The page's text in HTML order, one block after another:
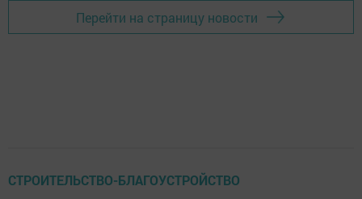
Перейти на страницу новости
СТРОИТЕЛЬСТВО-БЛАГОУСТРОЙСТВО